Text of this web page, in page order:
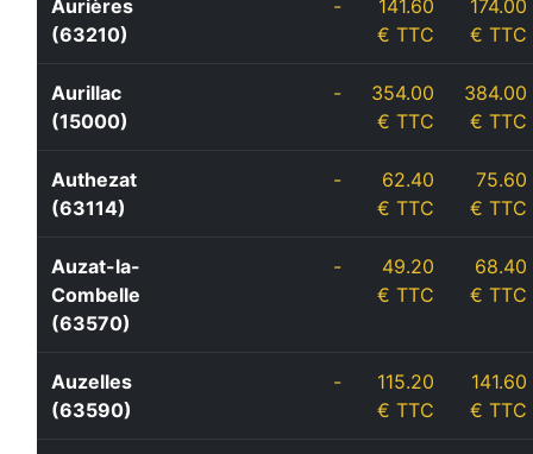
Aurières
(63210)
-
141.60
€ TTC
174.00
€ TTC
Aurillac
(15000)
-
354.00
€ TTC
384.00
€ TTC
Authezat
(63114)
-
62.40
€ TTC
75.60
€ TTC
Auzat-la-
Combelle
(63570)
-
49.20
€ TTC
68.40
€ TTC
Auzelles
(63590)
-
115.20
€ TTC
141.60
€ TTC